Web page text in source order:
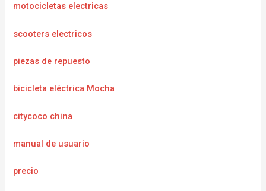
motocicletas electricas
scooters electricos
piezas de repuesto
bicicleta eléctrica Mocha
citycoco china
manual de usuario
precio